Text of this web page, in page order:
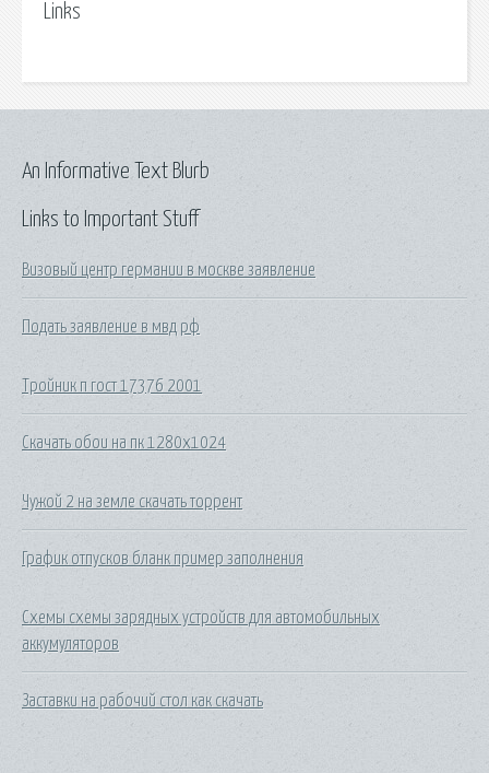
Links
Links to Important Stuff
Визовый центр германии в москве заявление
Подать заявление в мвд рф
Тройник п гост 17376 2001
Скачать обои на пк 1280х1024
Чужой 2 на земле скачать торрент
График отпусков бланк пример заполнения
Схемы схемы зарядных устройств для автомобильных
аккумуляторов
Заставки на рабочий стол как скачать
An Informative Text Blurb